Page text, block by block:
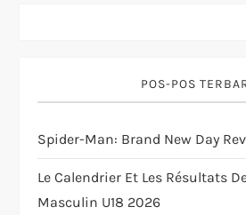
t
i
POS-POS
Spider-Man: Brand New Day
Le Calendrier Et Les Résultats
Masculin U18 2026